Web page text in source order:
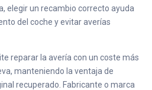
elegir un recambio correcto ayuda
del coche y evitar averías
reparar la avería con un coste más
manteniendo la ventaja de
recuperado. Fabricante o marca